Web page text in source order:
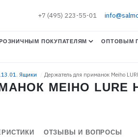
ПАРОЛЬ
+7 (495) 223-55-01
ПОКУПАТЕЛЯМ ОПТОВЫМ
Ящики Держатель для приманок Meiho
MEIHO LURE
ОТЗЫВЫ И ВОПРОСЫ